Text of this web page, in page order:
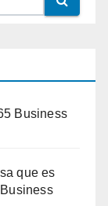
Business
que es